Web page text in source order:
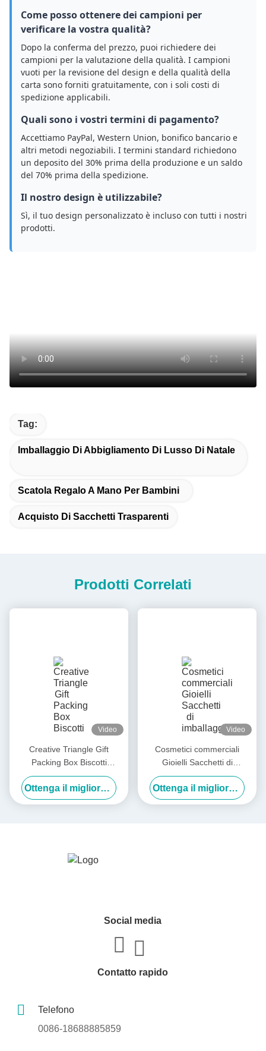
Come posso ottenere dei campioni per
verificare la vostra qualità?
Dopo la conferma del prezzo, puoi richiedere dei
campioni per la valutazione della qualità. I campioni
vuoti per la revisione del design e della qualità della
carta sono forniti gratuitamente, con i soli costi di
spedizione applicabili.
Quali sono i vostri termini di pagamento?
Accettiamo PayPal, Western Union, bonifico bancario e
altri metodi negoziabili. I termini standard richiedono
un deposito del 30% prima della produzione e un saldo
del 70% prima della spedizione.
Il nostro design è utilizzabile?
Sì, il tuo design personalizzato è incluso con tutti i nostri
prodotti.
Tag:
Imballaggio Di Abbigliamento Di Lusso Di Natale
Scatola Regalo A Mano Per Bambini
Acquisto Di Sacchetti Trasparenti
Prodotti Correlati
Video
Creative Triangle Gift
Packing Box Biscotti
Pasticceria Matrimonio
Caramelle Imballaggio Borsa
da mano Scatole regalo
Ottenga il migliore prezzo
Video
Cosmetici commerciali
Gioielli Sacchetti di
imballaggio Sacchetti da
shopping Sacchetto regalo di
carta con nastro a prua
Ottenga il migliore prezzo
Social media
Contatto rapido
Telefono
0086-18688885859